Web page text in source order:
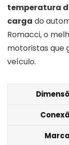
temperatura
carga do
Romacci, o
motoristas que
veículo.
Marca